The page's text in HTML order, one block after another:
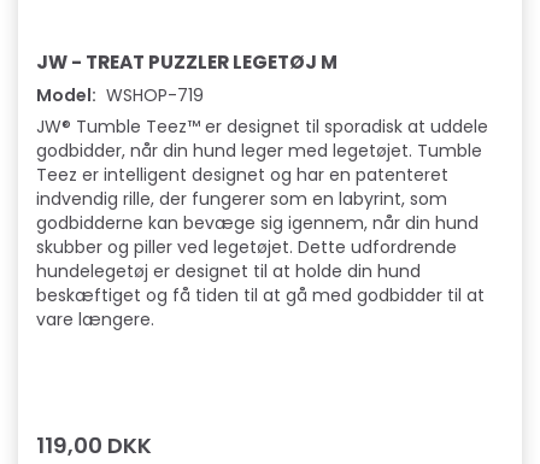
JW - TREAT PUZZLER LEGETØJ M
Model: WSHOP-719
JW® Tumble Teez™ er designet til sporadisk at uddele
godbidder, når din hund leger med legetøjet. Tumble
Teez er intelligent designet og har en patenteret
indvendig rille, der fungerer som en labyrint, som
godbidderne kan bevæge sig igennem, når din hund
skubber og piller ved legetøjet. Dette udfordrende
hundelegetøj er designet til at holde din hund
beskæftiget og få tiden til at gå med godbidder til at
vare længere.
119,00 DKK